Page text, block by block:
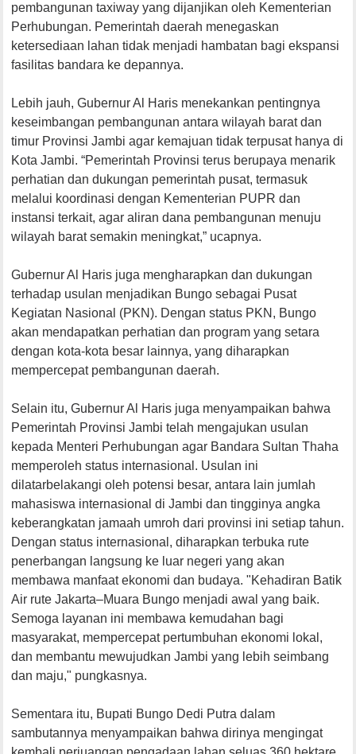
pembangunan taxiway yang dijanjikan oleh Kementerian
Perhubungan. Pemerintah daerah menegaskan
ketersediaan lahan tidak menjadi hambatan bagi ekspansi
fasilitas bandara ke depannya.
Lebih jauh, Gubernur Al Haris menekankan pentingnya
keseimbangan pembangunan antara wilayah barat dan
timur Provinsi Jambi agar kemajuan tidak terpusat hanya di
Kota Jambi. “Pemerintah Provinsi terus berupaya menarik
perhatian dan dukungan pemerintah pusat, termasuk
melalui koordinasi dengan Kementerian PUPR dan
instansi terkait, agar aliran dana pembangunan menuju
wilayah barat semakin meningkat,” ucapnya.
Gubernur Al Haris juga mengharapkan dan dukungan
terhadap usulan menjadikan Bungo sebagai Pusat
Kegiatan Nasional (PKN). Dengan status PKN, Bungo
akan mendapatkan perhatian dan program yang setara
dengan kota-kota besar lainnya, yang diharapkan
mempercepat pembangunan daerah.
Selain itu, Gubernur Al Haris juga menyampaikan bahwa
Pemerintah Provinsi Jambi telah mengajukan usulan
kepada Menteri Perhubungan agar Bandara Sultan Thaha
memperoleh status internasional. Usulan ini
dilatarbelakangi oleh potensi besar, antara lain jumlah
mahasiswa internasional di Jambi dan tingginya angka
keberangkatan jamaah umroh dari provinsi ini setiap tahun.
Dengan status internasional, diharapkan terbuka rute
penerbangan langsung ke luar negeri yang akan
membawa manfaat ekonomi dan budaya. "Kehadiran Batik
Air rute Jakarta–Muara Bungo menjadi awal yang baik.
Semoga layanan ini membawa kemudahan bagi
masyarakat, mempercepat pertumbuhan ekonomi lokal,
dan membantu mewujudkan Jambi yang lebih seimbang
dan maju," pungkasnya.
Sementara itu, Bupati Bungo Dedi Putra dalam
sambutannya menyampaikan bahwa dirinya mengingat